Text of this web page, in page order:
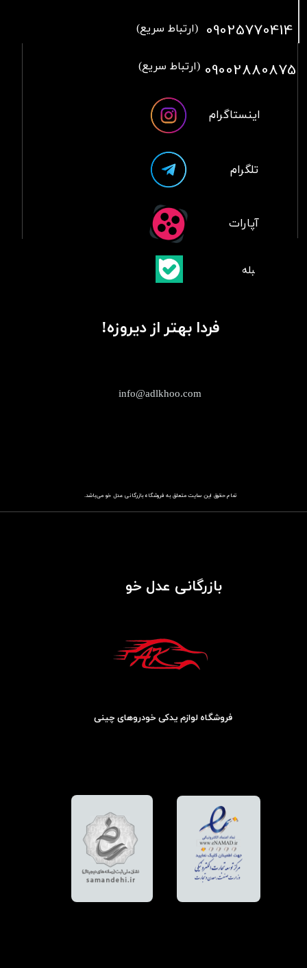
تمام حقوق این سایت متعلق به فروشگاهباز​​​​​​​رگانی عدل خو می‌باشد.
info@adlkhoo.com
09025770414 (ارتباط سریع)
09002880875 (ارتباط سریع)
بازرگانی عدل خو
فردا بهتر از دیروزه!
فروشگاه لوازم یدکی خودروهای چینی
آپارات
تلگرام
اینستاگرام
​بلبله​​​​​​​بله